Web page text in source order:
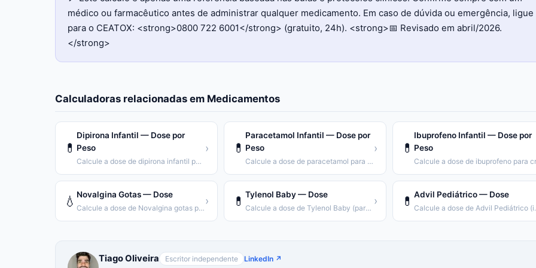
médico ou farmacêutico antes de administrar qualquer medicamento. Em caso de dúvida ou emergência, ligue
para o CEATOX: <strong>0800 722 6001</strong> (gratuito, 24h). <strong>📅 Revisado em abril/2026.
</strong>
Calculadoras relacionadas em Medicamentos
💊
Dipirona Infantil — Dose por
Peso
Calcule a dose de dipirona infantil por peso da criança.
› 💊
Paracetamol Infantil — Dose por
Peso
Calcule a dose de paracetamol para crianças por peso corporal.
› 💊
Ibuprofeno Infantil — Dose por
Peso
💧 Novalgina Gotas — Dose
Calcule a dose de Novalgina gotas por peso.
› 💊 Tylenol Baby — Dose
Calcule a dose de Tylenol Baby (paracetamol 100mg/mL).
› 💊 Advil Pediátrico — Dose
Calcule a
Tiago Oliveira Escritor independente LinkedIn ↗